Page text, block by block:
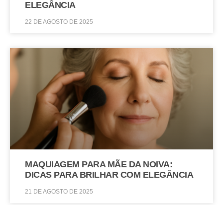
ELEGÂNCIA
22 DE AGOSTO DE 2025
MAQUIAGEM PARA MÃE DA NOIVA:
DICAS PARA BRILHAR COM ELEGÂNCIA
21 DE AGOSTO DE 2025